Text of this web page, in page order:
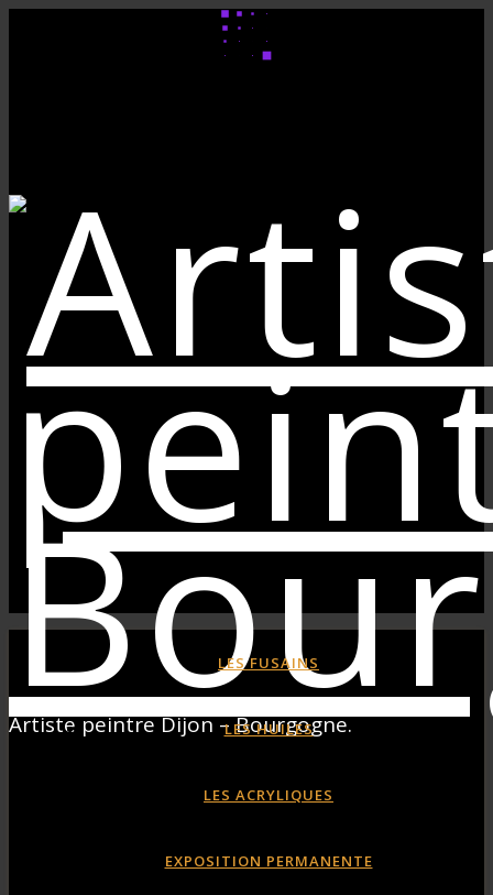
Artiste peintre Dijon – Bourgogne.
LES FUSAINS
LES HUILES
LES ACRYLIQUES
EXPOSITION PERMANENTE